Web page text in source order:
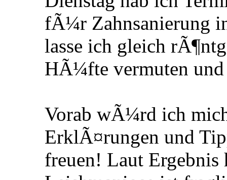
fÃ¼r Zahnsanierung
lasse ich gleich
HÃ¼fte vermuten und
Vorab wÃ¼rd ich
ErklÃ¤rungen und
freuen! Laut Ergebnis